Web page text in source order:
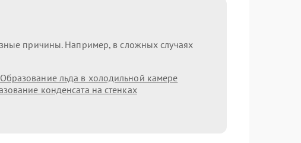
причины. Например, в сложных случаях
Образование льда в холодильной камере
конденсата на стенках